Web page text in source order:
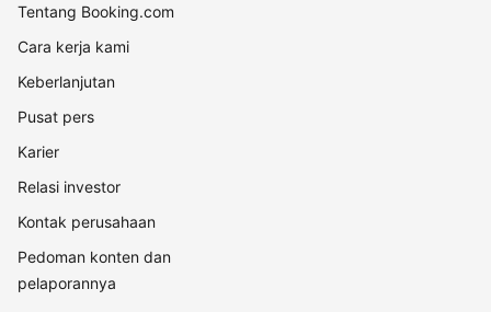
Tentang Booking.com
Cara kerja kami
Keberlanjutan
Pusat pers
Karier
Relasi investor
Kontak perusahaan
Pedoman konten dan
pelaporannya